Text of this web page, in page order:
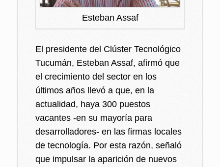
Esteban Assaf
El presidente del Clúster Tecnológico
Tucumán, Esteban Assaf, afirmó que
el crecimiento del sector en los
últimos años llevó a que, en la
actualidad, haya 300 puestos
vacantes -en su mayoría para
desarrolladores- en las firmas locales
de tecnología. Por esta razón, señaló
que impulsar la aparición de nuevos